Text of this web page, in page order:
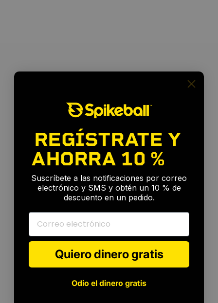
REGÍSTRATE Y
AHORRA 10 %
Suscríbete a las notificaciones por correo
electrónico y SMS y obtén un 10 % de
descuento en un pedido.
Correo electrónico
Quiero dinero gratis
Odio el dinero gratis